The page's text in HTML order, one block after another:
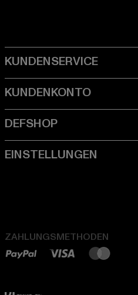
ZAHLUNGSMETHODEN